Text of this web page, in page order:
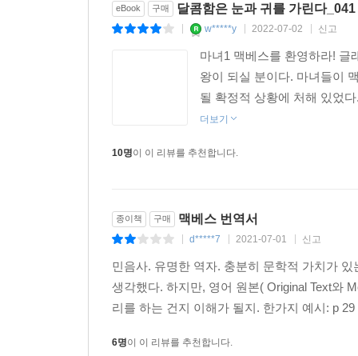
eBook 구매 달콤함은 눈과 귀를 가린다
w*****y 2022-07-02 신고
마녀1 맥베스를 환영하라! 글
왕이 되실 분이다. 마녀들이
될 확정적 상황에 처해 있었
더보기
10명이 이 리뷰를 추천합니다.
종이책 구매 맥베스 번역서
d*****7 2021-07-01 신고
민음사. 유명한 역자. 충분히 문학적 가치가
생각했다. 하지만, 영어 원본( Original Text와
리를 하는 건지 이해가 될지. 한가지 예시: p
6명이 이 리뷰를 추천합니다.